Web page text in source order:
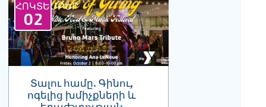
ՀՈԿՏԵՄԲԵՐ
02
Տալու համը. Գինու,
ոգելից խմիչքների և